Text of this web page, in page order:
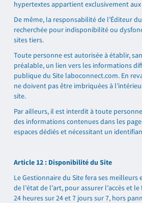
hypertextes appartient exclusivement
De même, la responsabilité de l’Éditeur
recherchée pour indisponibilité ou
sites tiers.
Toute personne est autorisée à établir,
préalable, un lien vers les informations
publique du Site laboconnect.com. En
ne doivent pas être imbriquées à
site.
Par ailleurs, il est interdit à toute
des informations contenues dans les
espaces dédiés et nécessitant un
Article 12 : Disponibilité du Site
Le Gestionnaire du Site fera ses
de l’état de l’art, pour assurer l’accès et
24 heures sur 24 et 7 jours sur 7, hors